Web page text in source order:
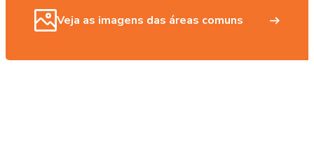
Veja as imagens das áreas comuns